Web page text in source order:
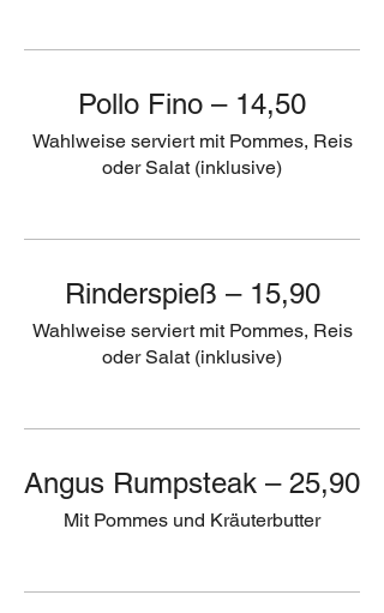
Pollo Fino – 14,50
Wahlweise serviert mit Pommes, Reis
oder Salat (inklusive)
Rinderspieß – 15,90
Wahlweise serviert mit Pommes, Reis
oder Salat (inklusive)
Angus Rumpsteak – 25,90
Mit Pommes und Kräuterbutter